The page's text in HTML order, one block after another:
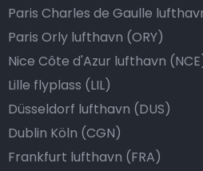
Paris Charles de Gaulle
Paris Orly lufthavn (ORY)
Nice Côte d'Azur lufthavn
Lille flyplass (LIL)
Düsseldorf lufthavn (DUS)
Dublin Köln (CGN)
Frankfurt lufthavn (FRA)